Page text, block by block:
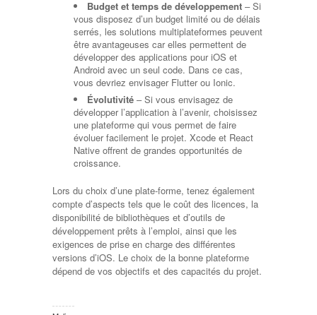
Budget et temps de développement – Si
vous disposez d’un budget limité ou de délais
serrés, les solutions multiplateformes peuvent
être avantageuses car elles permettent de
développer des applications pour iOS et
Android avec un seul code. Dans ce cas,
vous devriez envisager Flutter ou Ionic.
Évolutivité – Si vous envisagez de
développer l’application à l’avenir, choisissez
une plateforme qui vous permet de faire
évoluer facilement le projet. Xcode et React
Native offrent de grandes opportunités de
croissance.
Lors du choix d’une plate-forme, tenez également
compte d’aspects tels que le coût des licences, la
disponibilité de bibliothèques et d’outils de
développement prêts à l’emploi, ainsi que les
exigences de prise en charge des différentes
versions d’iOS. Le choix de la bonne plateforme
dépend de vos objectifs et des capacités du projet.